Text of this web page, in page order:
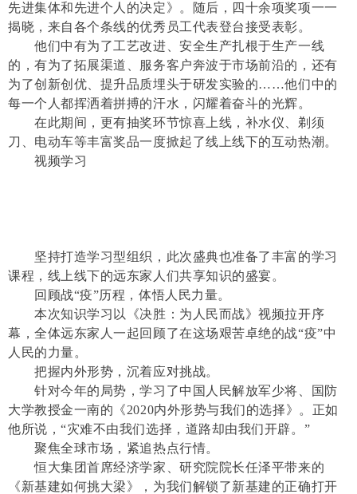
先进集体和先进个人的决定》。随后，四十余项奖项一一
揭晓，来自各个条线的优秀员工代表登台接受表彰。
他们中有为了工艺改进、安全生产扎根于生产一线
的，有为了拓展渠道、服务客户奔波于市场前沿的，还有
为了创新创优、提升品质埋头于研发实验的……他们中的
每一个人都挥洒着拼搏的汗水，闪耀着奋斗的光辉。
在此期间，更有抽奖环节惊喜上线，补水仪、剃须
刀、电动车等丰富奖品一度掀起了线上线下的互动热潮。
视频学习
坚持打造学习型组织，此次盛典也准备了丰富的学习
课程，线上线下的远东家人们共享知识的盛宴。
回顾战“疫”历程，体悟人民力量。
本次知识学习以《决胜：为人民而战》视频拉开序
幕，全体远东家人一起回顾了在这场艰苦卓绝的战“疫”中
人民的力量。
把握内外形势，沉着应对挑战。
针对今年的局势，学习了中国人民解放军少将、国防
大学教授金一南的《2020内外形势与我们的选择》。正如
他所说，“灾难不由我们选择，道路却由我们开辟。”
聚焦全球市场，紧追热点行情。
恒大集团首席经济学家、研究院院长任泽平带来的
《新基建如何挑大梁》，为我们解锁了新基建的正确打开